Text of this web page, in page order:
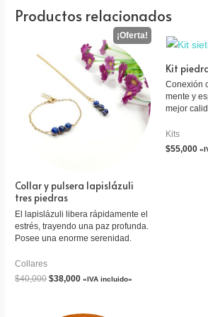
Productos relacionados
Collar y pulsera lapislázuli
tres piedras
El lapislázuli libera rápidamente el
estrés, trayendo una paz profunda.
Posee una enorme serenidad.
Collares
$40,000 $38,000 «IVA incluido»
Kit
Conexión
mente y
mejor
Kits
$55,000